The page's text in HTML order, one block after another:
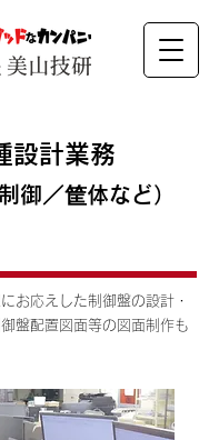
設計業務
御／筐体など）
お応えした制御盤の設計・
盤配置図面等の図面制作も